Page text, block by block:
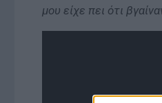
μου είχε πει ότι